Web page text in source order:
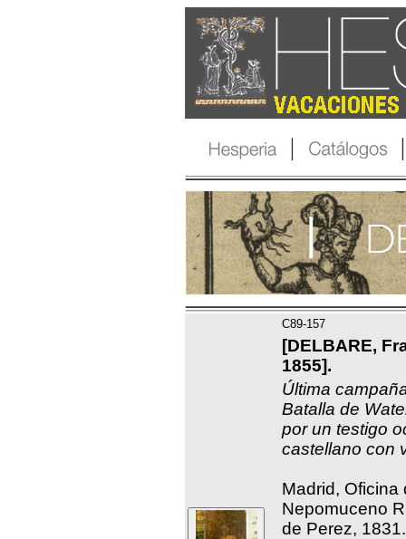
C89-157
[DELBARE,
1855].
Última
Batalla de
por un testigo
castellano con
Madrid, Oficina
Nepomuceno
de Perez, 1831.